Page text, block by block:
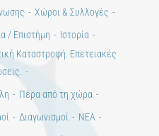
Χώροι & Συλλογές
/ Επιστήμη
Ιστορία
Καταστροφή. Επετειακές
Πέρα από τη χώρα
Διαγωνισμοί
ΝΕΑ